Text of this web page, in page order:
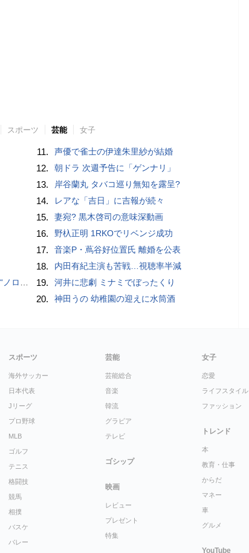
スポーツ 芸能 女子
こいい」
11. 声優で雀士の伊達朱里紗が結婚
12. 朝ドラ 次週予告に「ゲンナリ」
13. 岸谷蘭丸 タバコ巡り無知を露呈?
14. レアな「吉日」に吉報が続々
15. 妻宛? 黒木啓司の意味深動画
16. 野杁正明 1RKOでリベンジ成功
17. 音楽P・蔦谷好位置氏 離婚を公表
18. 内田有紀主演も苦戦…視聴率半減
19. 河井に悲劇 ミナミでぼったくり
20. 神田うの 幼稚園の迎えに水筒酒
スポーツ
海外サッカー
日本代表
Jリーグ
プロ野球
MLB
ゴルフ
テニス
格闘技
競馬
相撲
バスケ
バレー
芸能
芸能総合
音楽
韓流
グラビア
テレビ
ゴシップ
映画
レビュー
プレゼント
特集
女子
恋愛
ライフスタイル
ファッション
トレンド
本
教育・仕事
からだ
マネー
車
グルメ
YouTube